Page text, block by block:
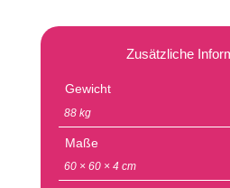
Zusätzliche
Gewicht
88 kg
Maße
60 × 60 × 4 cm